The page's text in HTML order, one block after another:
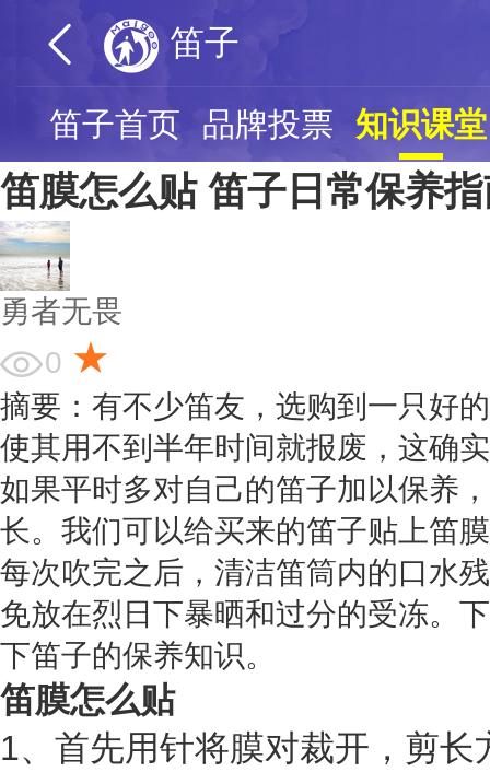
笛子
笛子首页 品牌投票 知识课堂
笛膜怎么贴 笛子日常保养
勇者无畏
0 ★
摘要：有不少笛友，选购到一只好
使其用不到半年时间就报废，这确
如果平时多对自己的笛子加以保养
长。我们可以给买来的笛子贴上笛
每次吹完之后，清洁笛筒内的口水
免放在烈日下暴晒和过分的受冻。
下笛子的保养知识。
笛膜怎么贴
1、首先用针将膜对裁开，剪长